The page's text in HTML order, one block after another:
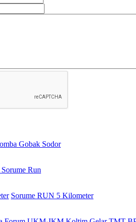
Gobak Sodor
Run
Sorume RUN 5 Kilometer